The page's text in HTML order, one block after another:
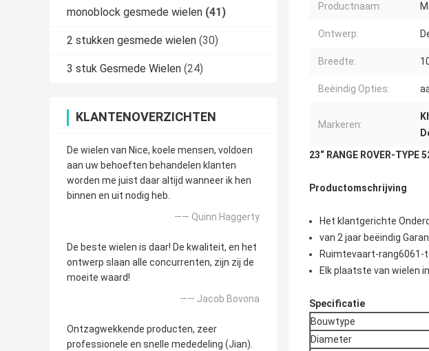
monoblock gesmede wielen (41)
2 stukken gesmede wielen (30)
3 stuk Gesmede Wielen (24)
KLANTENOVERZICHTEN
De wielen van Nice, koele mensen, voldoen
aan uw behoeften behandelen klanten
worden me juist daar altijd wanneer ik hen
binnen en uit nodig heb.
—— Quinn Haggerty
De beste wielen is daar! De kwaliteit, en het
ontwerp slaan alle concurrenten, zijn zij de
moeite waard!
—— Jacob Bovona
Ontzagwekkende producten, zeer
professionele en snelle mededeling (Jian).
Productnaam:
Ontwerp:
Breedte:
Beëindig Opties:
Markeren:
23“ RANGE ROVER-
Productomschrijving
Het klantgerichte
van 2 jaar beëindig
Ruimtevaart-rang6061-
Elk plaatste van wielen
Specificatie
Bouwtype
Diameter